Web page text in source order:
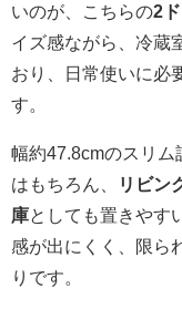
いのが、こちらの2
イズ感ながら、冷蔵
おり、日常使いに必
す。
幅約47.8cmのスリ
はもちろん、
リビン
庫としても置きやす
感が出にくく、限ら
りです。